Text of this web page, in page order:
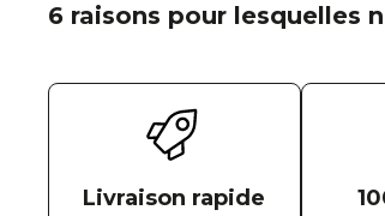
6 raisons pour lesquelles
Livraison rapide